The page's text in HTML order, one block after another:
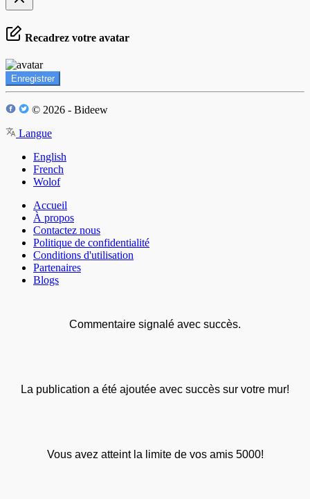
Recadrez votre avatar
Enregistrer
© 2026 - Bideew
Langue
English
French
Wolof
Accueil
À propos
Contactez nous
Politique de confidentialité
Conditions d'utilisation
Partenaires
Blogs
Commentaire signalé avec succès.
La publication a été ajoutée avec succès sur votre mur!
Vous avez atteint la limite de vos amis 5000!